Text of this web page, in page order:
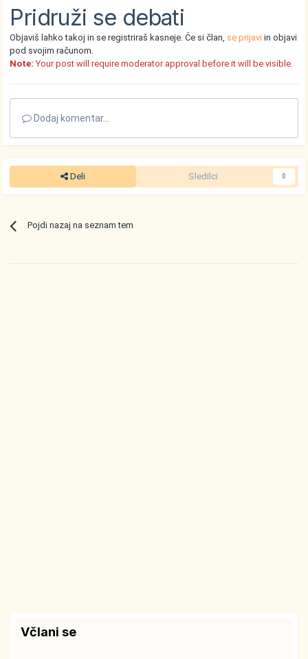
Pridruži se debati
Objaviš lahko takoj in se registriraš kasneje. Če si član, se prijavi in objavi
pod svojim računom.
Note: Your post will require moderator approval before it will be visible.
Dodaj komentar...
Deli Sledilci 0
Pojdi nazaj na seznam tem
Včlani se